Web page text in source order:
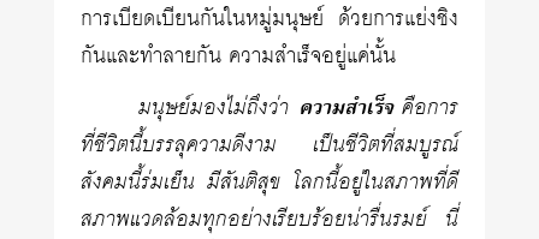
การเบียดเบียนกันในหมู่มนุษย์ ด้วยการแย่งชิง
กันและทำลายกัน ความสำเร็จอยู่แค่นั้น
มนุษย์มองไม่ถึงว่า ความสำเร็จคือการ
ที่ชีวิตนี้บรรลุความดีงาม เป็นชีวิตที่สมบูรณ์
สังคมนี้ร่มเย็น มีสันติสุข โลกนี้อยู่ในสภาพที่ดี
สภาพแวดล้อมทุกอย่างเรียบร้อยน่ารื่นรมย์ นี่